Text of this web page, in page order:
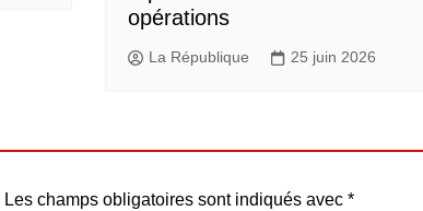
opérations
La République 25 juin 2026
Les champs obligatoires sont indiqués avec *